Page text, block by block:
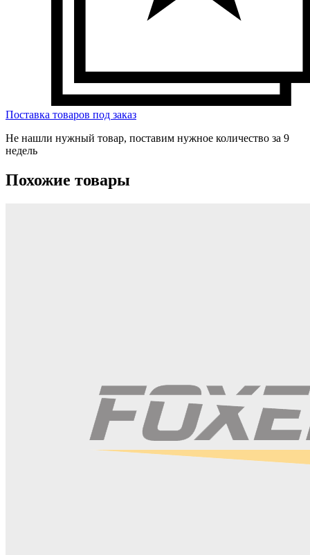
Поставка товаров под заказ
Не нашли нужный товар, поставим нужное количество за 9
недель
Похожие товары